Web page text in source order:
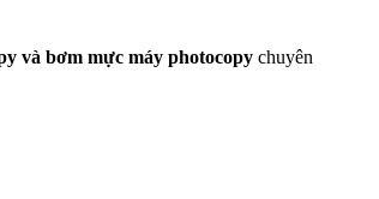
và bơm mực máy photocopy chuyên